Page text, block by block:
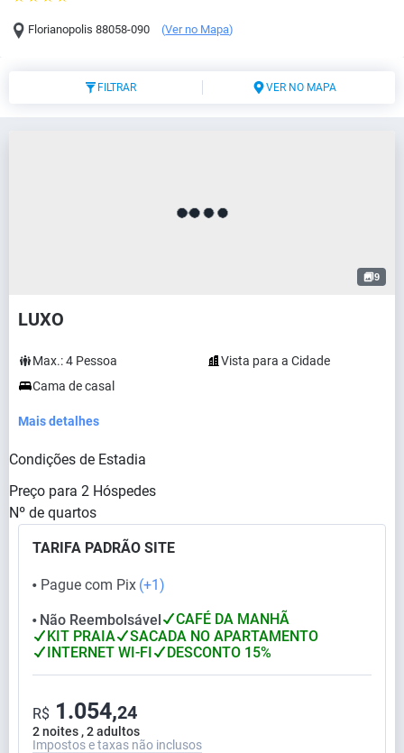
Florianopolis 88058-090 (Ver no Mapa)
FILTRAR VER NO MAPA
9
LUXO
Max.:4 Pessoa
Vista para a Cidade
Cama de casal
Mais detalhes
Condições de Estadia
Preço para 2 Hóspedes
Nº de quartos
TARIFA PADRÃO SITE
⬤ Pague com Pix (+1)
⬤ Não Reembolsável
CAFÉ DA MANHÃ
KIT PRAIA
SACADA NO APARTAMENTO
INTERNET WI-FI
DESCONTO 15%
2 noites , 2 adultos
R$ 1.054,24
Impostos e taxas não inclusos